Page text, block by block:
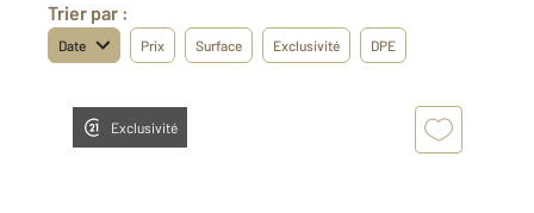
Trier par :
Date Prix Surface Exclusivité DPE
Exclusivité